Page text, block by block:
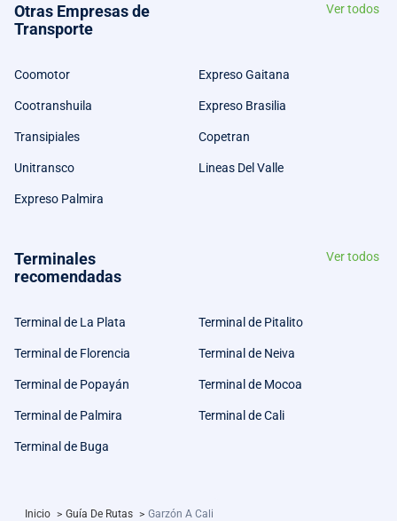
Otras Empresas de
Transporte
Ver todos
Coomotor Expreso Gaitana
Cootranshuila Expreso Brasilia
Transipiales Copetran
Unitransco Lineas Del Valle
Expreso Palmira
Terminales
recomendadas
Ver todos
Terminal de La Plata Terminal de Pitalito
Terminal de Florencia Terminal de Neiva
Terminal de Popayán Terminal de Mocoa
Terminal de Palmira Terminal de Cali
Terminal de Buga
Inicio > Guía De Rutas > Garzón A Cali